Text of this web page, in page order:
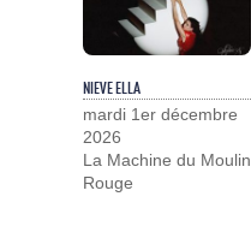
NIEVE ELLA
mardi 1er décembre
2026
La Machine du Moulin
Rouge